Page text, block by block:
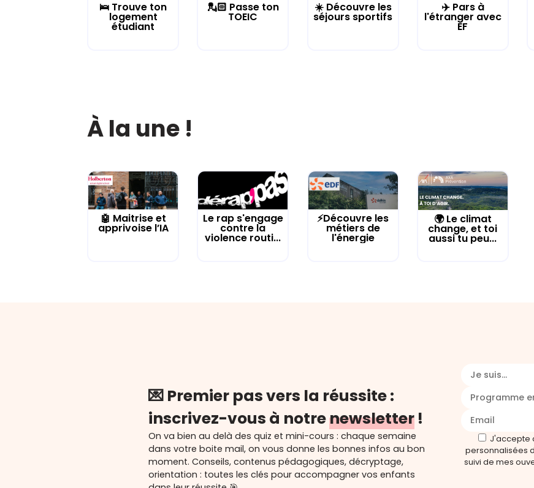
🛌 Trouve ton
logement
étudiant
💂🏻 Passe ton
TOEIC
☀️ Découvre les
séjours sportifs
✈️ Pars à
l'étranger avec
EF
À la une !
🤖 Maitrise et
apprivoise l’IA
Le rap s'engage
contre la
violence routi...
⚡Découvre les
métiers de
l'énergie
🌍 Le climat
change, et toi
aussi tu peu...
💌 Premier pas vers la réussite :
inscrivez-vous à notrenewsletter !
On va bien au delà des quiz et mini-cours : chaque semaine
dans votre boite mail, on vous donne les bonnes infos au bon
moment. Conseils, contenus pédagogiques, décryptage,
orientation : toutes les clés pour accompagner vos enfants
Je suis...
Programme
J'accepte
personnalisées
suivi de mes